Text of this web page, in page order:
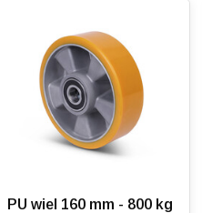
PU wiel 160 mm - 800 kg